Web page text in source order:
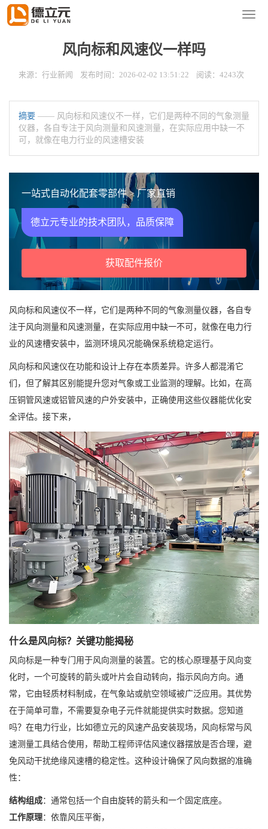
导
您的位置：首页
风向标和风速仪一样吗
来源：行业新闻 发布时间：2026-02-02 13:51:22 阅读：4243次
摘要 —— 风向标和风速仪不一样，它们是两种不同的气象测量
仪器，各自专注于风向测量和风速测量，在实际应用中缺一不
可，就像在电力行业的风速槽安装
一站式自动化配套零部件 > 厂家直销
德立元专业的技术团队，品质保障
获取配件报价
风向标和风速仪不一样，它们是两种不同的气象测量仪器，各自专
注于风向测量和风速测量，在实际应用中缺一不可，就像在电力行
业的风速槽安装中，监测环境风况能确保系统稳定运行。
风向标和风速仪在功能和设计上存在本质差异。许多人都混淆它
们，但了解其区别能提升您对气象或工业监测的理解。比如，在高
压铜管风速或铝管风速的户外安装中，正确使用这些仪器能优化安
全评估。接下来，
什么是风向标？关键功能揭秘
风向标是一种专门用于风向测量的装置。它的核心原理基于风向变
化时，一个可旋转的箭头或叶片会自动转向，指示风向方向。通
常，它由轻质材料制成，在气象站或航空领域被广泛应用。其优势
在于简单可靠，不需要复杂电子元件就能提供实时数据。您知道
吗？在电力行业，比如德立元的风速产品安装现场，风向标常与风
速测量工具结合使用，帮助工程师评估风速仪器摆放是否合理，避
免风动干扰绝缘风速槽的稳定性。这种设计确保了风向数据的准确
性：
结构组成：通常包括一个自由旋转的箭头和一个固定底座。
工作原理：依靠风压平衡，